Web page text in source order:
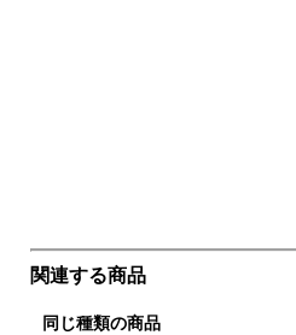
関連する商品
同じ種類の商品